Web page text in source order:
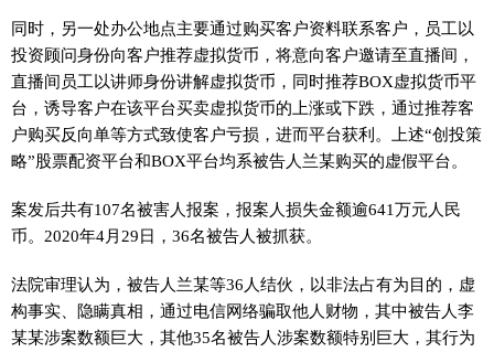
同时，另一处办公地点主要通过购买客户资料联系客户，员工以
投资顾问身份向客户推荐虚拟货币，将意向客户邀请至直播间，
直播间员工以讲师身份讲解虚拟货币，同时推荐BOX虚拟货币平
台，诱导客户在该平台买卖虚拟货币的上涨或下跌，通过推荐客
户购买反向单等方式致使客户亏损，进而平台获利。上述“创投策
略”股票配资平台和BOX平台均系被告人兰某购买的虚假平台。
案发后共有107名被害人报案，报案人损失金额逾641万元人民
币。2020年4月29日，36名被告人被抓获。
法院审理认为，被告人兰某等36人结伙，以非法占有为目的，虚
构事实、隐瞒真相，通过电信网络骗取他人财物，其中被告人李
某某涉案数额巨大，其他35名被告人涉案数额特别巨大，其行为